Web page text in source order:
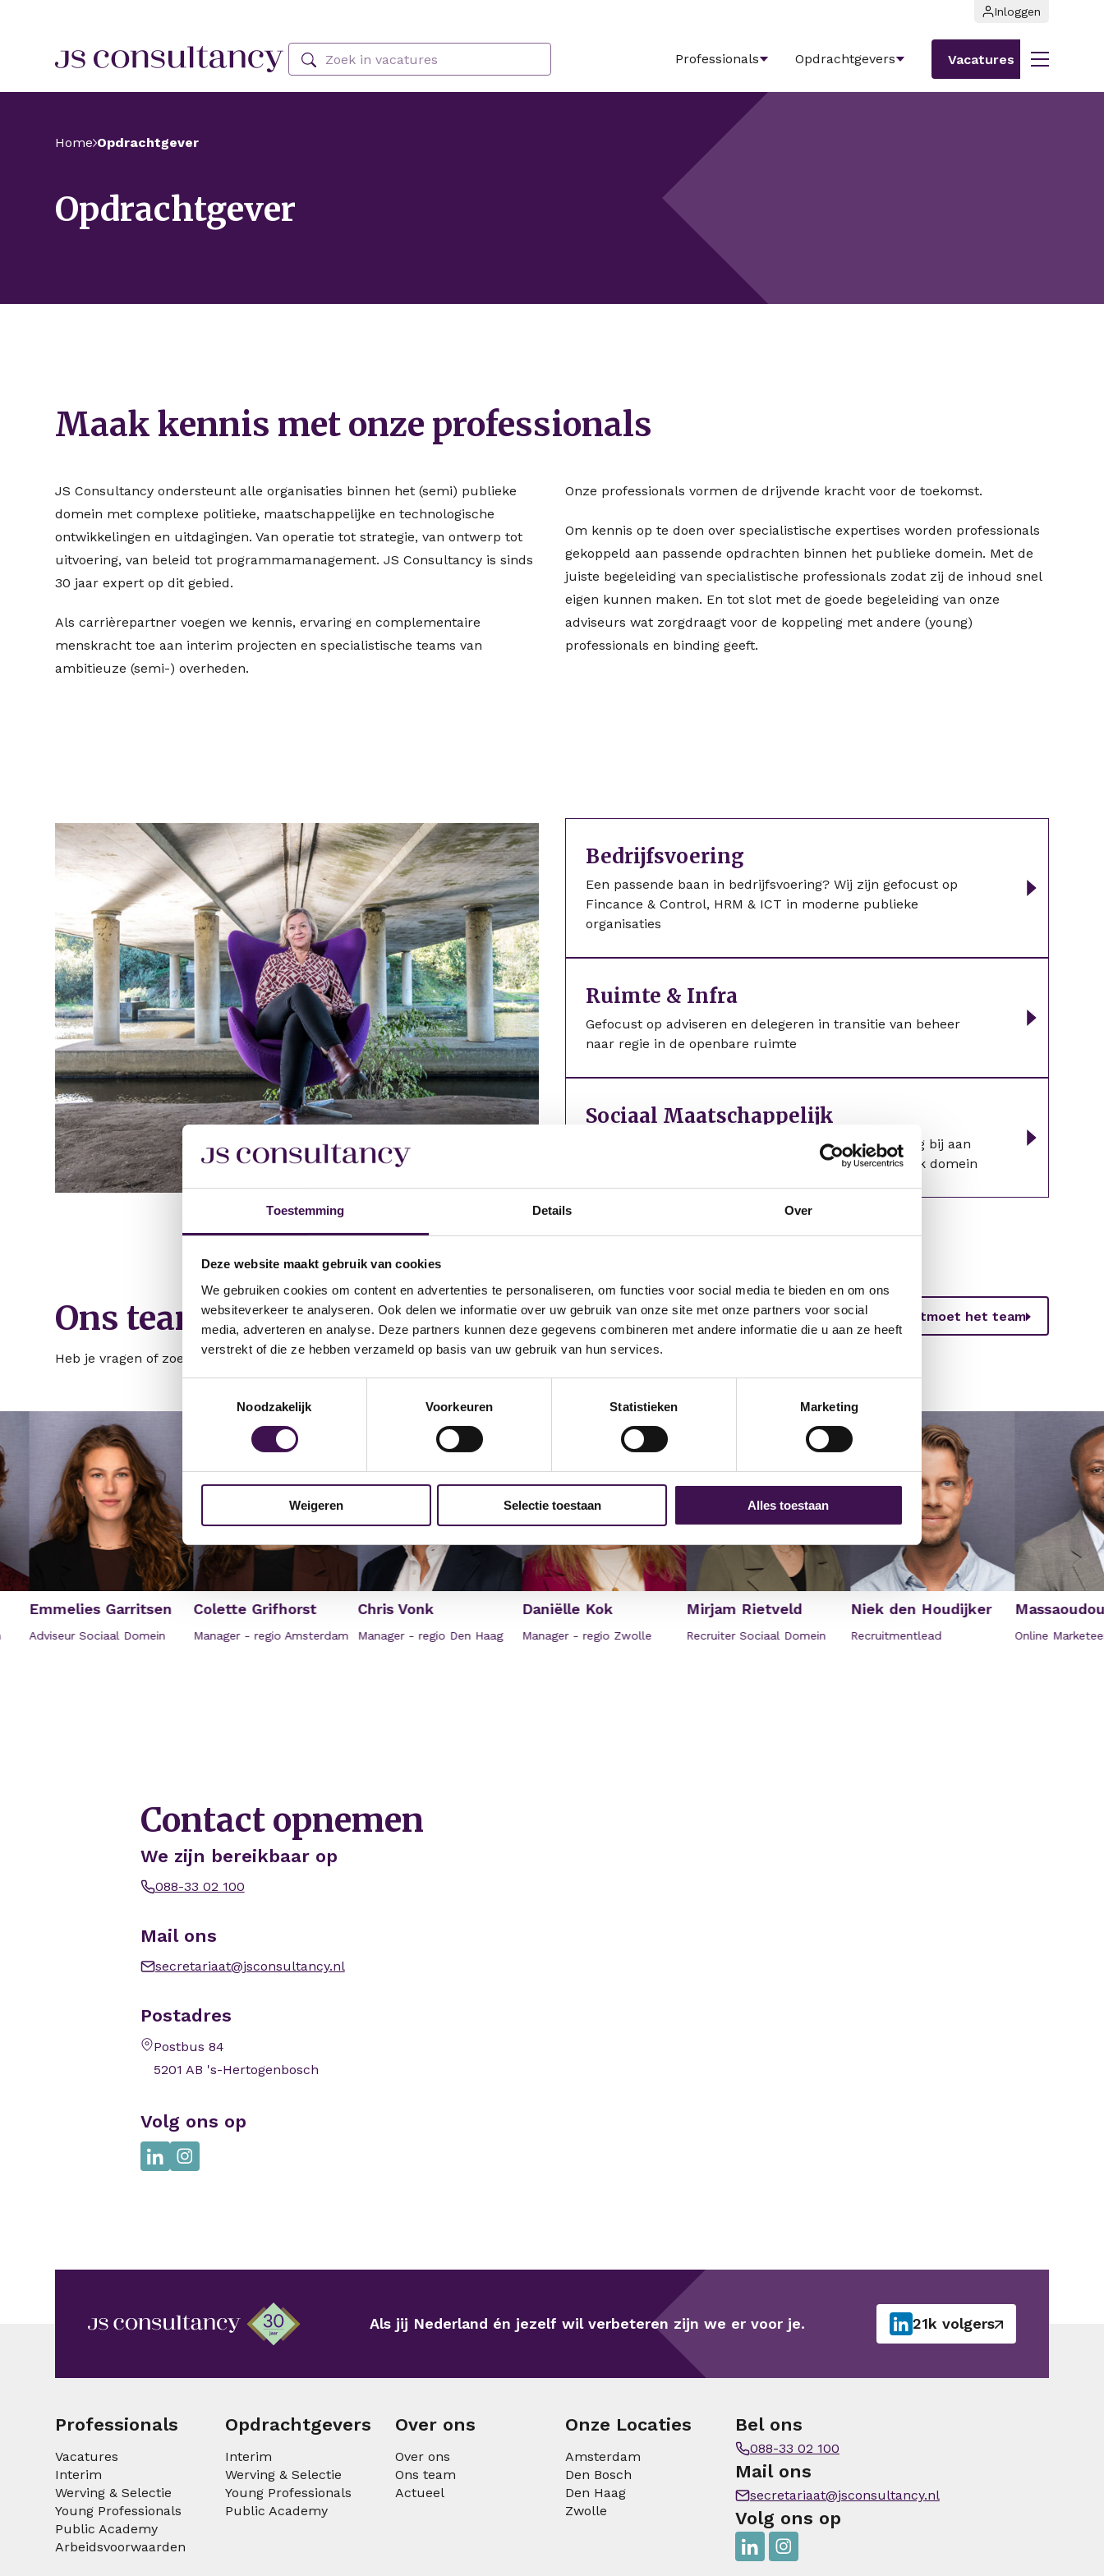
Toestemming Details Over
Deze website maakt gebruik van cookies
We gebruiken cookies om content en advertenties te personaliseren, om functies voor social media te bieden en om ons
websiteverkeer te analyseren. Ook delen we informatie over uw gebruik van onze site met onze partners voor social
media, adverteren en analyse. Deze partners kunnen deze gegevens combineren met andere informatie die u aan ze heeft
verstrekt of die ze hebben verzameld op basis van uw gebruik van hun services.
Noodzakelijk
Voorkeuren Statistieken Marketing
Weigeren Selectie toestaan Alles toestaan
Zoeken
Professionals Opdrachtgevers Vacatures
Inloggen
Home Opdrachtgever
Opdrachtgever
Maak kennis met onze professionals
JS Consultancy ondersteunt alle organisaties binnen het (semi) publieke
domein met complexe politieke, maatschappelijke en technologische
ontwikkelingen en uitdagingen. Van operatie tot strategie, van ontwerp tot
uitvoering, van beleid tot programmamanagement. JS Consultancy is sinds
30 jaar expert op dit gebied.
Als carrièrepartner voegen we kennis, ervaring en complementaire
menskracht toe aan interim projecten en specialistische teams van
ambitieuze (semi-) overheden.
Onze professionals vormen de drijvende kracht voor de toekomst.
Om kennis op te doen over specialistische expertises worden professionals
gekoppeld aan passende opdrachten binnen het publieke domein. Met de
juiste begeleiding van specialistische professionals zodat zij de inhoud snel
eigen kunnen maken. En tot slot met de goede begeleiding van onze
adviseurs wat zorgdraagt voor de koppeling met andere (young)
professionals en binding geeft.
Bedrijfsvoering
Een passende baan in bedrijfsvoering? Wij zijn gefocust op
Fincance & Control, HRM & ICT in moderne publieke
organisaties
Ruimte & Infra
Gefocust op adviseren en delegeren in transitie van beheer
naar regie in de openbare ruimte
Sociaal Maatschappelijk
Werken in de Sociaal maatschappelijke sector? Draag bij aan
de beleidsontwikkeling in het sociaal maatschappelijk domein
Ons team staat voor je klaar
Heb je vragen of zoek je advies? Ons team helpt je graag verder.
Ontmoet het team
Garritsen
Sociaal Domein
Colette Grifhorst
Manager - regio Amsterdam
Chris Vonk
Manager - regio Den Haag
Daniëlle Kok
Manager - regio Zwolle
Mirjam Rietveld
Recruiter Sociaal Domein
Niek den Houdijker
Recruitmentlead
Massaoudou
Online Marketeer
Contact opnemen
We zijn bereikbaar op
088-33 02 100
Mail ons
secretariaat@jsconsultancy.nl
Postadres
Postbus 84
5201 AB 's-Hertogenbosch
Volg ons op
Als jij Nederland én jezelf wil verbeteren zijn we er voor je. 21k volgers
Professionals
Vacatures
Interim
Werving & Selectie
Young Professionals
Public Academy
Arbeidsvoorwaarden
Opdrachtgevers
Interim
Werving & Selectie
Young Professionals
Public Academy
Over ons
Over ons
Ons team
Actueel
Onze Locaties
Amsterdam
Den Bosch
Den Haag
Zwolle
Bel ons
088-33 02 100
Mail ons
secretariaat@jsconsultancy.nl
Volg ons op